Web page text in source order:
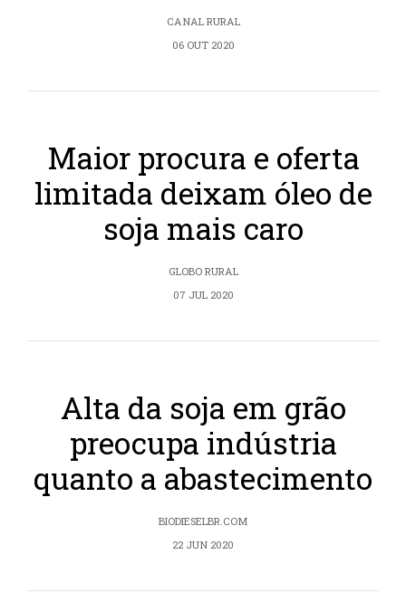
CANAL RURAL
06 OUT 2020
Maior procura e oferta
limitada deixam óleo de
soja mais caro
GLOBO RURAL
07 JUL 2020
Alta da soja em grão
preocupa indústria
quanto a abastecimento
BIODIESELBR.COM
22 JUN 2020